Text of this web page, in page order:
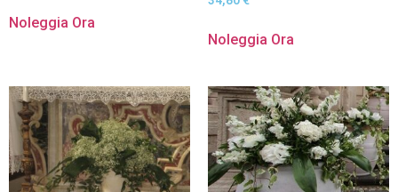
Noleggia Ora
Noleggia Ora